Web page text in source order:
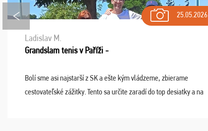
25.05.2026
Ladislav M.
Grandslam tenis v Paříži -
Bolí sme asi najstarší z SK a ešte kým vládzeme, zbierame
cestovateľské zážitky. Tento sa určite zaradí do top desiatky a na